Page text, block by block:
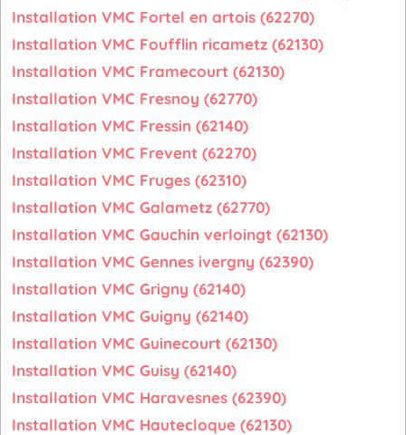
Installation VMC Fortel en artois (62270)
Installation VMC Foufflin ricametz (62130)
Installation VMC Framecourt (62130)
Installation VMC Fresnoy (62770)
Installation VMC Fressin (62140)
Installation VMC Frevent (62270)
Installation VMC Fruges (62310)
Installation VMC Galametz (62770)
Installation VMC Gauchin verloingt (62130)
Installation VMC Gennes ivergny (62390)
Installation VMC Grigny (62140)
Installation VMC Guigny (62140)
Installation VMC Guinecourt (62130)
Installation VMC Guisy (62140)
Installation VMC Haravesnes (62390)
Installation VMC Hautecloque (62130)